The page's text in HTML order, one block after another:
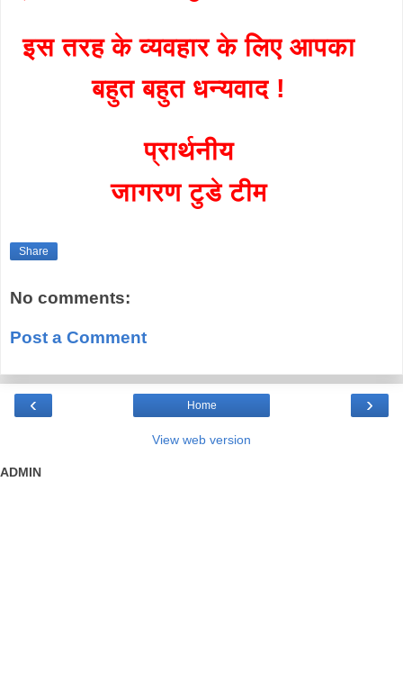
इस तरह के व्यवहार के लिए आपका
बहुत बहुत धन्यवाद !
प्रार्थनीय
जागरण टुडे टीम
Share
No comments:
Post a Comment
‹ ›
Home
View web version
ADMIN